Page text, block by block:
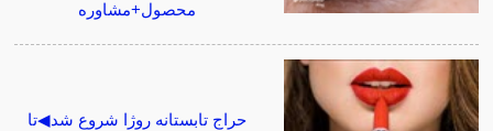
محصول+مشاوره
حراج تابستانه روژا شروع شد◀تا